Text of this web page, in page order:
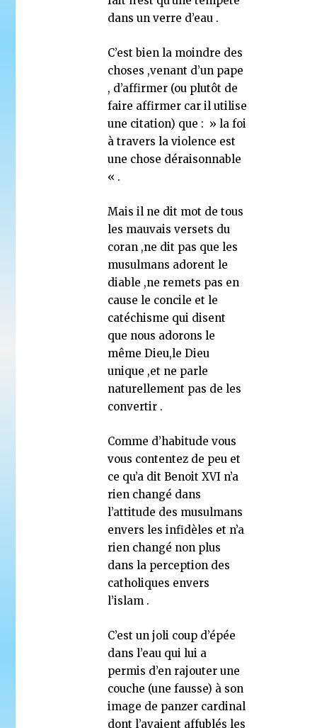
dans un verre d’eau .
C’est bien la moindre des
choses ,venant d’un pape
, d’affirmer (ou plutôt de
faire affirmer car il utilise
une citation) que : » la foi
à travers la violence est
une chose déraisonnable
« .
Mais il ne dit mot de tous
les mauvais versets du
coran ,ne dit pas que les
musulmans adorent le
diable ,ne remets pas en
cause le concile et le
catéchisme qui disent
que nous adorons le
même Dieu,le Dieu
unique ,et ne parle
naturellement pas de les
convertir .
Comme d’habitude vous
vous contentez de peu et
ce qu’a dit Benoit XVI n’a
rien changé dans
l’attitude des musulmans
envers les infidèles et n’a
rien changé non plus
dans la perception des
catholiques envers
l’islam .
C’est un joli coup d’épée
dans l’eau qui lui a
permis d’en rajouter une
couche (une fausse) à son
image de panzer cardinal
dont l’avaient affublés les